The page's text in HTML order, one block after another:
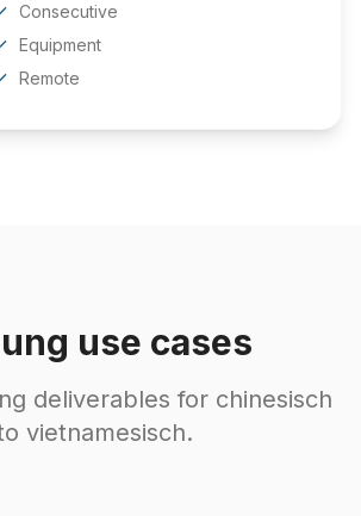
Consecutive
Equipment
Remote
use cases
deliverables for chinesisch
vietnamesisch.